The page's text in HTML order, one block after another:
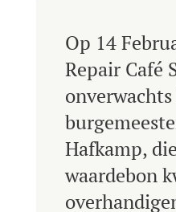
Op 14
Repair Café
Hafkamp,
waardebon